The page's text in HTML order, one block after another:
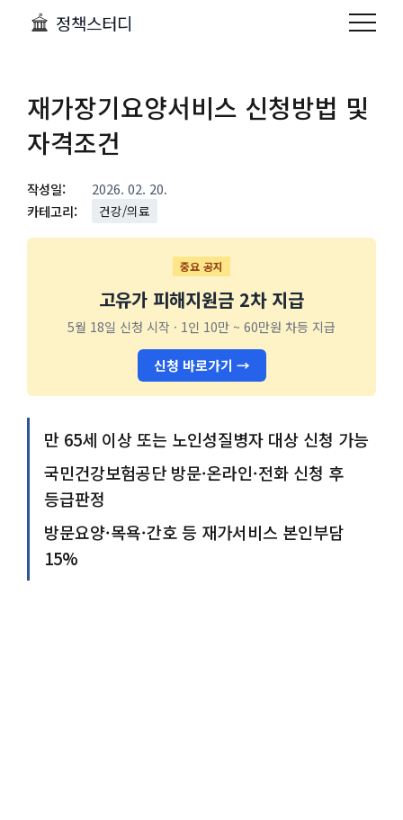
정책스터디
재가장기요양서비스 신청방법 및
자격조건
작성일:
2026. 02. 20.
카테고리:
건강/의료
중요 공지
고유가 피해지원금 2차 지급
5월 18일 신청 시작 · 1인 10만 ~ 60만원 차등 지급
신청 바로가기 →
만 65세 이상 또는 노인성질병자 대상 신청 가능
국민건강보험공단 방문·온라인·전화 신청 후
등급판정
방문요양·목욕·간호 등 재가서비스 본인부담
15%